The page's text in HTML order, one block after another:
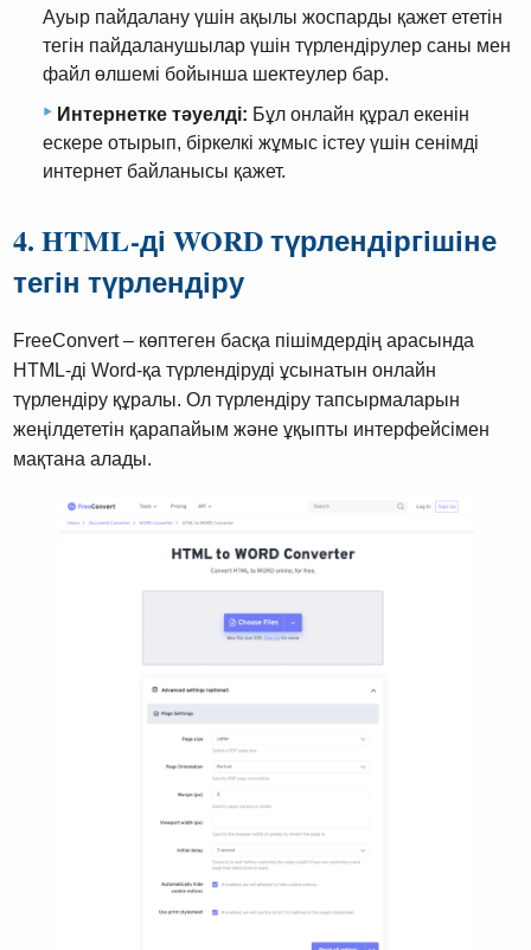
Ауыр пайдалану үшін ақылы жоспарды қажет ететін
тегін пайдаланушылар үшін түрлендірулер саны мен
файл өлшемі бойынша шектеулер бар.
Интернетке тәуелді: Бұл онлайн құрал екенін
ескере отырып, біркелкі жұмыс істеу үшін сенімді
интернет байланысы қажет.
4. HTML-ді WORD түрлендіргішіне
тегін түрлендіру
FreeConvert – көптеген басқа пішімдердің арасында
HTML-ді Word-қа түрлендіруді ұсынатын онлайн
түрлендіру құралы. Ол түрлендіру тапсырмаларын
жеңілдететін қарапайым және ұқыпты интерфейсімен
мақтана алады.